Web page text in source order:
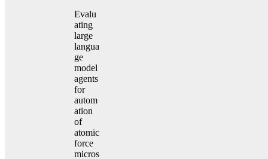
Evalu
ating
large
langua
ge
model
agents
for
autom
ation
of
atomic
force
micros